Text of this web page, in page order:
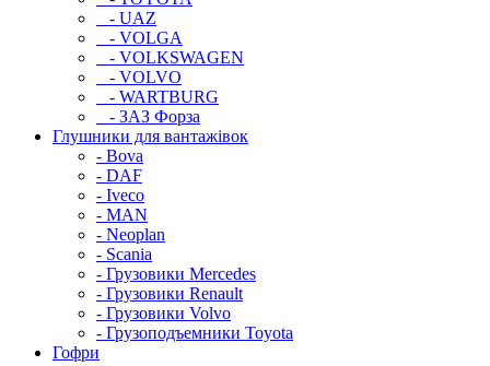
- UAZ
- VOLGA
- VOLKSWAGEN
- VOLVO
- WARTBURG
- ЗАЗ Форза
Глушники для вантажівок
- Bova
- DAF
- Iveco
- MAN
- Neoplan
- Scania
- Грузовики Mercedes
- Грузовики Renault
- Грузовики Volvo
- Грузоподъемники Toyota
Гофри